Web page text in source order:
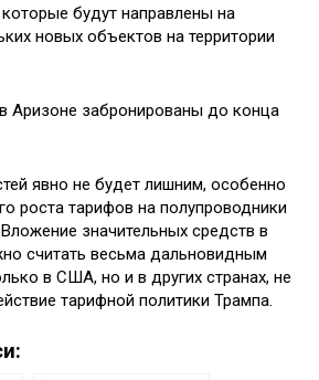
будут направлены на
новых объектов на территории
явно не будет лишним, особенно
роста тарифов на полупроводники
значительных средств в
считать весьма дальновидным
в США, но и в других странах, не
тарифной политики Трампа.